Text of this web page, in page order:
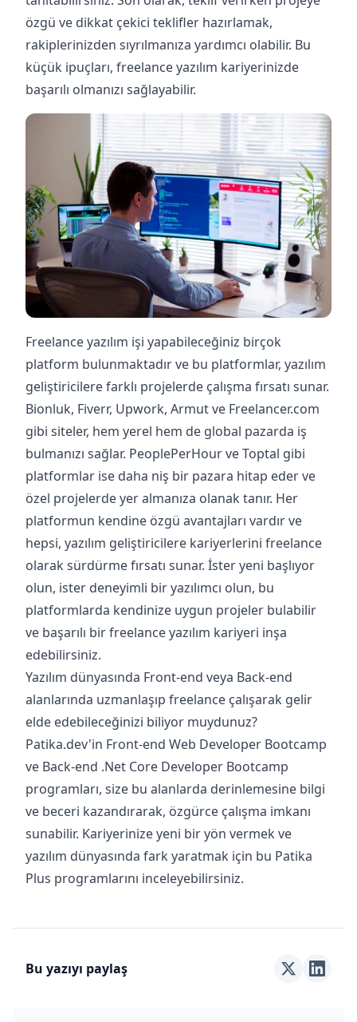
özgü ve dikkat çekici teklifler hazırlamak,
rakiplerinizden sıyrılmanıza yardımcı olabilir. Bu
küçük ipuçları, freelance yazılım kariyerinizde
başarılı olmanızı sağlayabilir.
Freelance yazılım işi yapabileceğiniz birçok
platform bulunmaktadır ve bu platformlar, yazılım
geliştiricilere farklı projelerde çalışma fırsatı sunar.
Bionluk, Fiverr, Upwork, Armut ve Freelancer.com
gibi siteler, hem yerel hem de global pazarda iş
bulmanızı sağlar. PeoplePerHour ve Toptal gibi
platformlar ise daha niş bir pazara hitap eder ve
özel projelerde yer almanıza olanak tanır. Her
platformun kendine özgü avantajları vardır ve
hepsi, yazılım geliştiricilere kariyerlerini freelance
olarak sürdürme fırsatı sunar. İster yeni başlıyor
olun, ister deneyimli bir yazılımcı olun, bu
platformlarda kendinize uygun projeler bulabilir
ve başarılı bir freelance yazılım kariyeri inşa
edebilirsiniz.
Yazılım dünyasında Front-end veya Back-end
alanlarında uzmanlaşıp freelance çalışarak gelir
elde edebileceğinizi biliyor muydunuz?
Patika.dev'in Front-end Web Developer Bootcamp
ve Back-end .Net Core Developer Bootcamp
programları, size bu alanlarda derinlemesine bilgi
ve beceri kazandırarak, özgürce çalışma imkanı
sunabilir. Kariyerinize yeni bir yön vermek ve
yazılım dünyasında fark yaratmak için bu Patika
Plus programlarını inceleyebilirsiniz.
Bu yazıyı paylaş